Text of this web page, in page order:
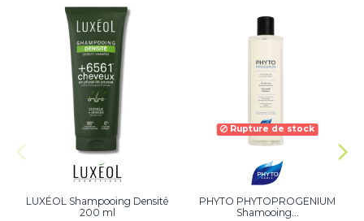
LUXÉOL Shampooing Densité
200 ml
Rupture de stock
PHYTO PHYTOPROGENIUM
Shamooing...